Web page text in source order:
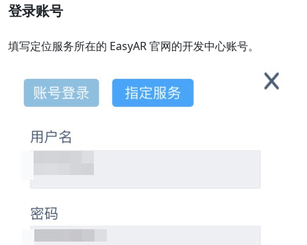
登录账号
填写定位服务所在的 EasyAR 官网的开发中心账号。